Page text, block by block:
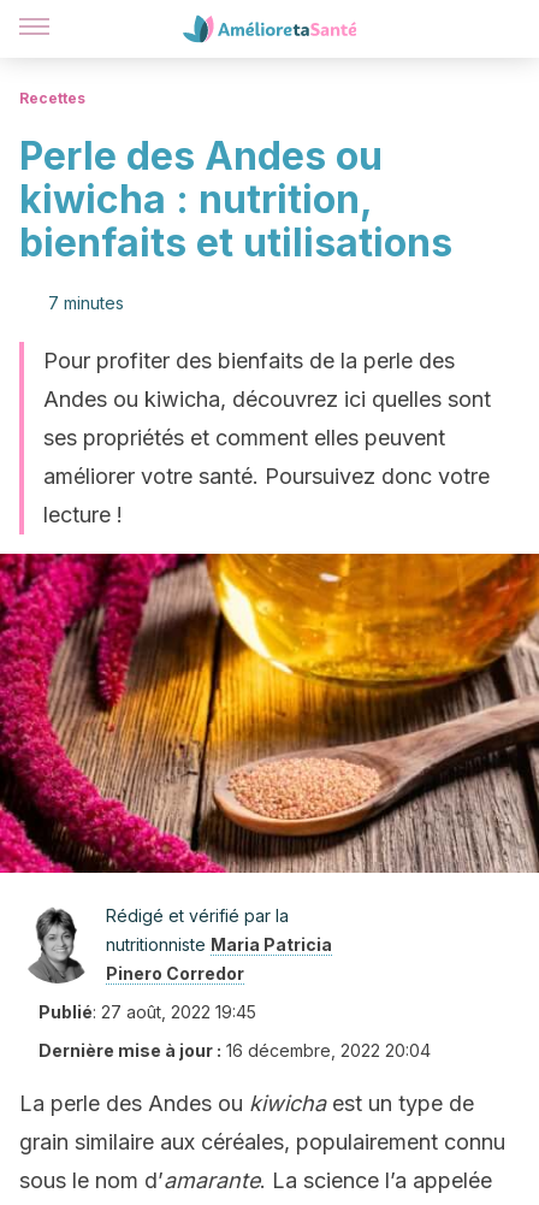
Recettes
Perle des Andes ou
kiwicha : nutrition,
bienfaits et utilisations
7 minutes
Pour profiter des bienfaits de la perle des
Andes ou kiwicha, découvrez ici quelles sont
ses propriétés et comment elles peuvent
améliorer votre santé. Poursuivez donc votre
lecture !
Rédigé et vérifié par la
nutritionniste Maria Patricia
Pinero Corredor
Publié: 27 août, 2022 19:45
Dernière mise à jour : 16 décembre, 2022 20:04
La perle des Andes ou kiwichaest un type de
grain similaire aux céréales, populairement connu
sous le nom d’amarante. La science l’a appelée